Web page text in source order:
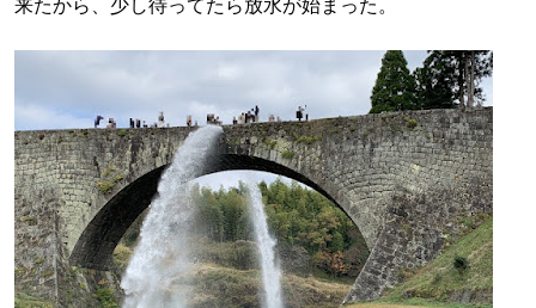
来たから、少し待ってたら放水が始まった。